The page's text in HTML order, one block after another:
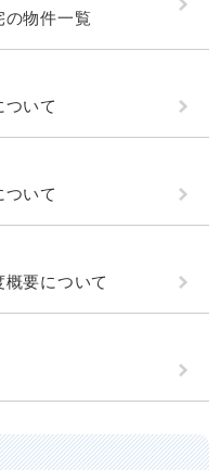
の物件一覧
いて
いて
要について